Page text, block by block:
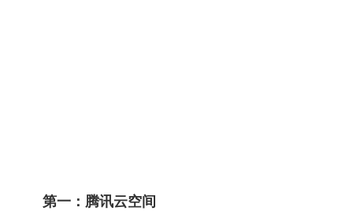
第一：腾讯云空间